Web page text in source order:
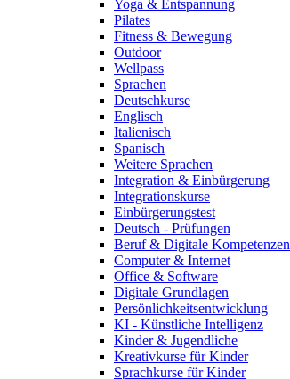
Yoga & Entspannung
Pilates
Fitness & Bewegung
Outdoor
Wellpass
Sprachen
Deutschkurse
Englisch
Italienisch
Spanisch
Weitere Sprachen
Integration & Einbürgerung
Integrationskurse
Einbürgerungstest
Deutsch - Prüfungen
Beruf & Digitale Kompetenzen
Computer & Internet
Office & Software
Digitale Grundlagen
Persönlichkeitsentwicklung
KI - Künstliche Intelligenz
Kinder & Jugendliche
Kreativkurse für Kinder
Sprachkurse für Kinder